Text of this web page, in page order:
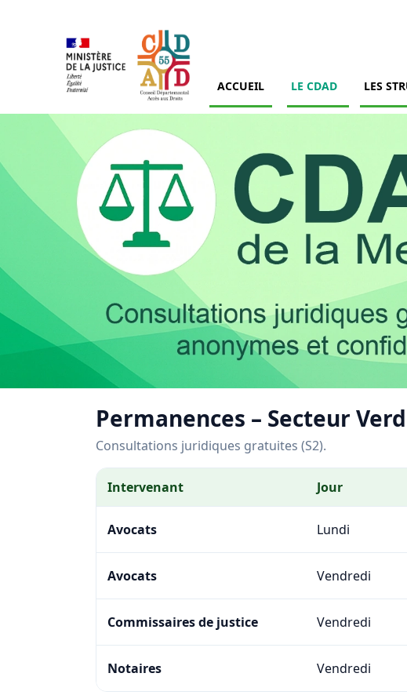
ACCUEIL LE CDAD LES
Permanences – Secteur
Consultations juridiques gratuites (S2).
Intervenant Jour
Avocats Lundi
Avocats Vendredi
Commissaires de justice Vendredi
Notaires Vendredi